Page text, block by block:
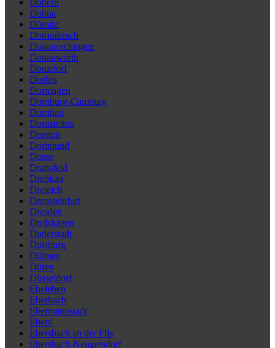
Döbern
Dohna
Dömitz
Dommitzsch
Donaueschingen
Donauwörth
Donzdorf
Dorfen
Dormagen
Dornburg-Camburg
Dornhan
Dornstetten
Dorsten
Dortmund
Dosse
Dransfeld
Drebkau
Dreieich
Drensteinfurt
Dresden
Drolshagen
Duderstadt
Duisburg
Dülmen
Düren
Düsseldorf
Ebeleben
Eberbach
Ebermannstadt
Ebern
Ebersbach an der Fils
Ebersbach-Neugersdorf